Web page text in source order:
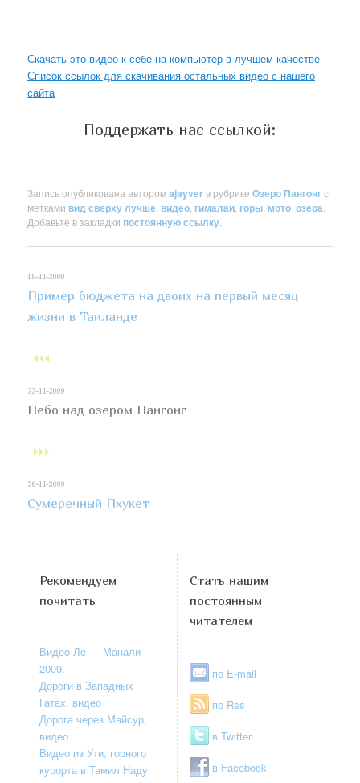
Скачать это видео к себе на компьютер в лучшем качестве
Список ссылок для скачивания остальных видео с нашего
сайта
Поддержать нас ссылкой:
Запись опубликована авторомajayver в рубрикеОзеро Пангонгс
метками вид сверху лучше видео гималаи горы мото ,озера
Добавьте в закладки постоянную ссылку
19-11-2009
Пример бюджета на двоих на первый месяц
жизни в Таиланде
23-11-2009
Небо над озером Пангонг
26-11-2009
Сумеречный Пхукет
Рекомендуем
почитать
Видео Ле — Манали
2009.
Дороги в Западных
Гатах, видео
Дорога через Майсур,
видео
Видео из Ути, горного
курорта в Тамил Наду
Стать нашим
постоянным
читателем
по E-mail
по Rss
в Twitter
в Facebook